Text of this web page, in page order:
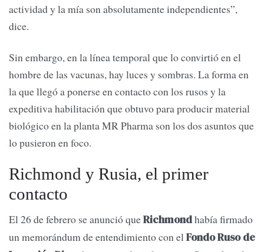
actividad y la mía son absolutamente independientes”,
dice.
Sin embargo, en la línea temporal que lo convirtió en el
hombre de las vacunas, hay luces y sombras. La forma en
la que llegó a ponerse en contacto con los rusos y la
expeditiva habilitación que obtuvo para producir material
biológico en la planta MR Pharma son los dos asuntos que
lo pusieron en foco.
Richmond y Rusia, el primer
contacto
El 26 de febrero se anunció queRichmondhabía firmado
un memorándum de entendimiento con elFondo Ruso de